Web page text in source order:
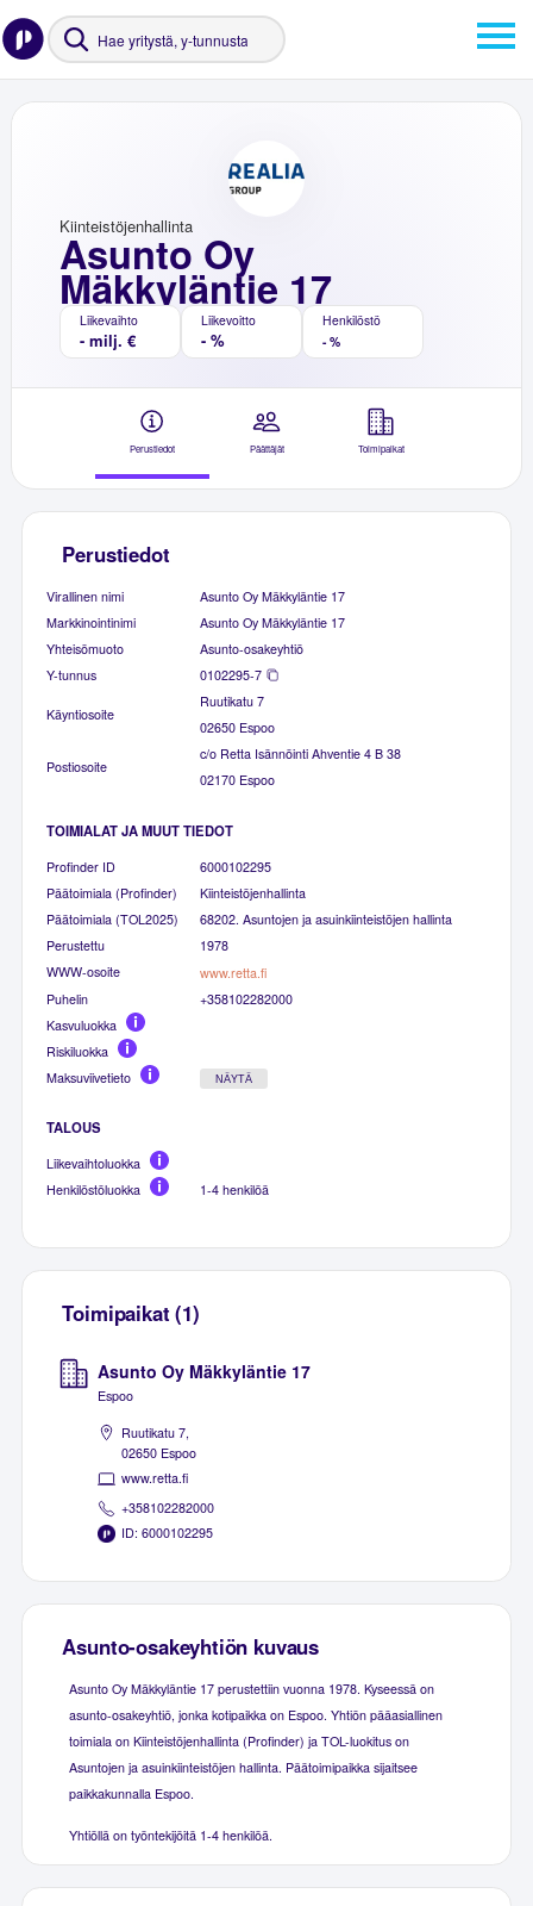
Asunto Oy
Mäkkyläntie 17
Kiinteistöjenhallinta
Liikevaihto
- milj. €
Liikevoitto
- %
Henkilöstö
- %
Perustiedot Päättäjät Toimipaikat
Perustiedot
Virallinen nimi
Asunto Oy Mäkkyläntie 17
Markkinointinimi
Asunto Oy Mäkkyläntie 17
Yhteisömuoto
Asunto-osakeyhtiö
Y-tunnus
0102295-7
Käyntiosoite
Ruutikatu 7
02650 Espoo
Postiosoite
c/o Retta Isännöinti Ahventie 4 B 38
02170 Espoo
TOIMIALAT JA MUUT TIEDOT
Profinder ID
6000102295
Päätoimiala (Profinder)
Kiinteistöjenhallinta
Päätoimiala (TOL2025)
68202. Asuntojen ja asuinkiinteistöjen hallinta
Perustettu
1978
WWW-osoite
www.retta.fi
Puhelin
+358102282000
Kasvuluokka
Riskiluokka
Maksuviivetieto
NÄYTÄ
TALOUS
Liikevaihtoluokka
Henkilöstöluokka
1-4 henkilöä
Toimipaikat (1)
Asunto Oy Mäkkyläntie 17
Espoo
Ruutikatu 7,
02650 Espoo
www.retta.fi
+358102282000
ID: 6000102295
Asunto-osakeyhtiön kuvaus
Asunto Oy Mäkkyläntie 17 perustettiin vuonna 1978. Kyseessä on
asunto-osakeyhtiö, jonka kotipaikka on Espoo. Yhtiön pääasiallinen
toimiala on Kiinteistöjenhallinta (Profinder) ja TOL-luokitus on
Asuntojen ja asuinkiinteistöjen hallinta. Päätoimipaikka sijaitsee
paikkakunnalla Espoo.
Yhtiöllä on työntekijöitä 1-4 henkilöä.